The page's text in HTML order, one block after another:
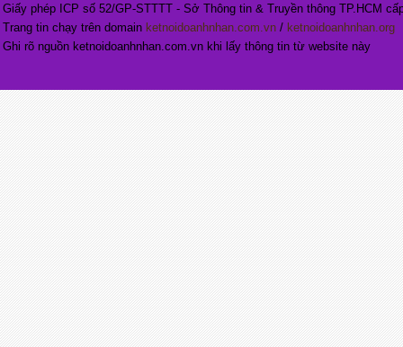
Giấy phép ICP số 52/GP-STTTT - Sở Thông tin & Truyền thông TP.HCM
Trang tin chạy trên domain ketnoidoanhnhan.com.vn / ketnoidoanhnhan.org
Ghi rõ nguồn ketnoidoanhnhan.com.vn khi lấy thông tin từ website này